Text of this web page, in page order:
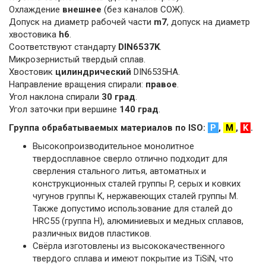
Охлаждение внешнее (без каналов СОЖ).
Допуск на диаметр рабочей части m7, допуск на диаметр
хвостовика h6.
Соответствуют стандарту DIN6537K.
Микрозернистый твердый сплав.
Хвостовик цилиндрический DIN6535HA.
Направление вращения спирали: правое.
Угол наклона спирали 30 град.
Угол заточки при вершине 140 град.
Группа обрабатываемых материалов по ISO: P , M , K .
Высокопроизводительное монолитное
твердосплавное сверло отлично подходит для
сверления стального литья, автоматных и
конструкционных сталей группы P, серых и ковких
чугунов группы K, нержавеющих сталей группы M.
Также допустимо использование для сталей до
HRC55 (группа H), алюминиевых и медных сплавов,
различных видов пластиков.
Свёрла изготовлены из высококачественного
твердого сплава и имеют покрытие из TiSiN, что